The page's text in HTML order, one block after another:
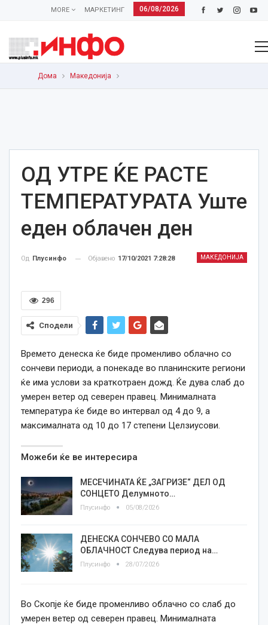
06/08/2026
МАРКЕТИНГ
MORE
Дома Македонија
ОД УТРЕ ЌЕ РАСТЕ
ТЕМПЕРАТУРАТА Уште
еден облачен ден
МАКЕДОНИЈА
Од Плусинфо Објавено 17/10/2021 7:28:28
296
Сподели
Времето денеска ќе биде променливо облачно со
сончеви периоди, а понекаде во планинските региони
ќе има услови за краткотраен дожд. Ќе дува слаб до
умерен ветер од северен правец. Минималната
температура ќе биде во интервал од 4 до 9, а
максималната од 10 до 17 степени Целзиусови.
Можеби ќе ве интересира
МЕСЕЧИНАТА ЌЕ „ЗАГРИЗЕ“ ДЕЛ ОД
СОНЦЕТО Делумното…
Плусинфо 05/08/2026
ДЕНЕСКА СОНЧЕВО СО МАЛА
ОБЛАЧНОСТ Следува период на…
Плусинфо 28/07/2026
Во Скопје ќе биде променливо облачно со слаб до
умерен ветер од северен правец. Минималната